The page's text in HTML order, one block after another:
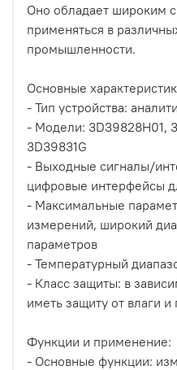
Оно обладает широким
применяться в
промышленности.
Основные
- Тип устройства:
- Модели: 3D39828H01,
3D39831G
- Выходные сигналы/
цифровые интерфейсы
- Максимальные
измерений, широкий
параметров
- Температурный
- Класс защиты: в
иметь защиту от влаги и
Функции и применение:
- Основные функции: